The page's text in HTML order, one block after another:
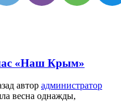
«Наш Крым»
автор администратор
весна однажды,